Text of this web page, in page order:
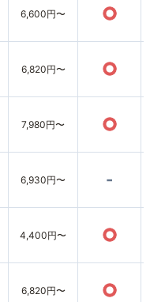
6,600円〜 ○
6,820円〜 ○
7,980円〜 ○
6,930円〜 -
4,400円〜 ○
6,820円〜 ○